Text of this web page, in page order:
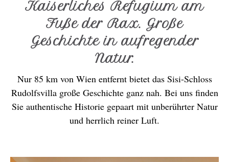
Kaiserliches Refugium am
Fuße der Rax. Große
Geschichte in aufregender
Natur.
Nur 85 km von Wien entfernt bietet das Sisi-Schloss
Rudolfsvilla große Geschichte ganz nah. Bei uns finden
Sie authentische Historie gepaart mit unberührter Natur
und herrlich reiner Luft.